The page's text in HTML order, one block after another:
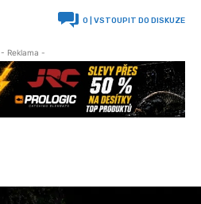
0 | VSTOUPIT DO DISKUZE
- Reklama -